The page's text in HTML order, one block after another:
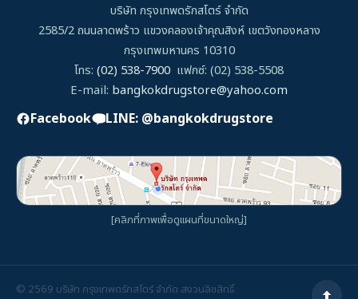
บริษัท กรุงเทพดรักสโตร์ จำกัด
2585/2 ถนนลาดพร้าว แขวงคลองเจ้าคุณสิงห์ เขตวังทองหลาง
กรุงเทพมหานคร 10310
โทร: (02) 538-7900 แฟกซ์: (02) 538-5508
E-mail: bangkokdrugstore@yahoo.com
Facebook LINE: @bangkokdrugstore
[คลิกที่ภาพเพื่อดูแผนที่ขนาดใหญ่]
© 2569 บริษัท กรุงเทพดรักสโตร์ จำกัด สงวนลิขสิทธิ์